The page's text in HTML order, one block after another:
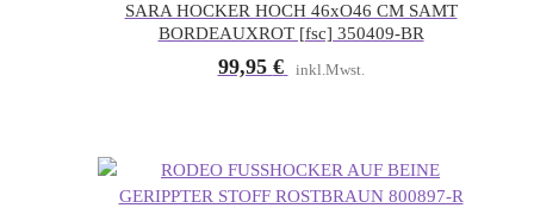
SARA HOCKER HOCH 46xO46 CM SAMT
BORDEAUXROT [fsc] 350409-BR
99,95 € inkl.Mwst.